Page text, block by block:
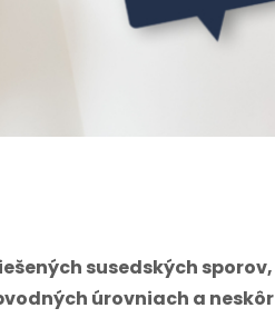
susedských
úrovniach a neskôr